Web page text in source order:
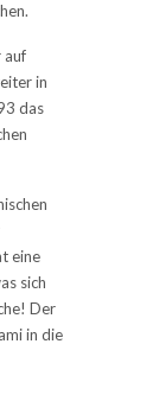
auf
in
das
eine
sich
Der
in die